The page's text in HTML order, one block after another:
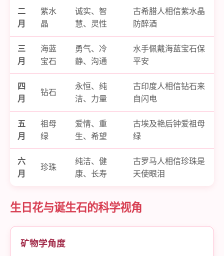
二
月
紫水
晶
诚实、智
慧、灵性
古希腊人相信紫水晶
防醉酒
三
月
海蓝
宝石
勇气、冷
静、沟通
水手佩戴海蓝宝石保
平安
四
月
钻石
永恒、纯
洁、力量
古印度人相信钻石来
自闪电
五
月
祖母
绿
爱情、重
生、希望
古埃及艳后钟爱祖母
绿
六
月
珍珠
纯洁、健
康、长寿
古罗马人相信珍珠是
天使眼泪
生日花与诞生石的科学视角
矿物学角度